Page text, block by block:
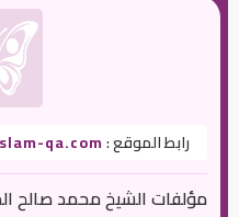
رابط الموقع :qa.com
مؤلفات الشيخ محمد صالح